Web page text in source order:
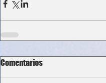
Comentarios